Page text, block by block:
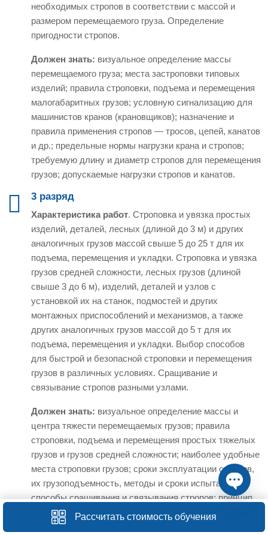
необходимых стропов в соответствии с массой и
размером перемещаемого груза. Определение
пригодности стропов.
Должен знать: визуальное определение массы
перемещаемого груза; места застроповки типовых
изделий; правила строповки, подъема и перемещения
малогабаритных грузов; условную сигнализацию для
машинистов кранов (крановщиков); назначение и
правила применения стропов — тросов, цепей, канатов
и др.; предельные нормы нагрузки крана и стропов;
требуемую длину и диаметр стропов для перемещения
грузов; допускаемые нагрузки стропов и канатов.
3 разряд
Характеристика работ. Строповка и увязка простых
изделий, деталей, лесных (длиной до 3 м) и других
аналогичных грузов массой свыше 5 до 25 т для их
подъема, перемещения и укладки. Строповка и увязка
грузов средней сложности, лесных грузов (длиной
свыше 3 до 6 м), изделий, деталей и узлов с
установкой их на станок, подмостей и других
монтажных приспособлений и механизмов, а также
других аналогичных грузов массой до 5 т для их
подъема, перемещения и укладки. Выбор способов
для быстрой и безопасной строповки и перемещения
грузов в различных условиях. Сращивание и
связывание стропов разными узлами.
Должен знать: визуальное определение массы и
центра тяжести перемещаемых грузов; правила
строповки, подъема и перемещения простых тяжелых
грузов и грузов средней сложности; наиболее удобные
места строповки грузов; сроки эксплуатации стропов,
их грузоподъемность, методы и сроки испытания;
способы сращивания и связывания стропов; принцип
работы грузозахватных приспособлений.
Open
Рассчитать стоимость обучения